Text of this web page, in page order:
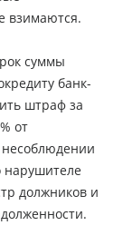
взимаются.
суммы
банк-
штраф за
от
нарушителе
должников и